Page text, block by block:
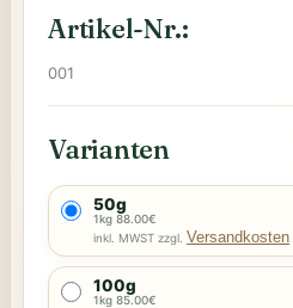
Artikel-Nr.:
001
Varianten
50g
1kg 88.00€
inkl. MWST zzgl. Versandkosten
100g
1kg 85.00€